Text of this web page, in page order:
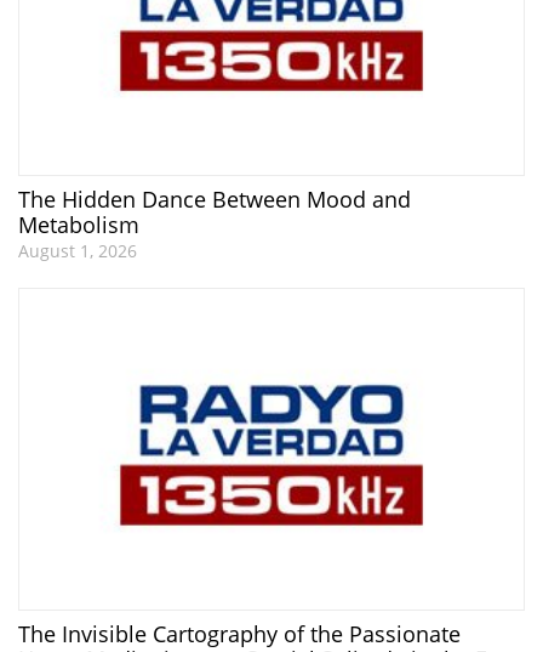
The Hidden Dance Between Mood and
Metabolism
August 1, 2026
The Invisible Cartography of the Passionate